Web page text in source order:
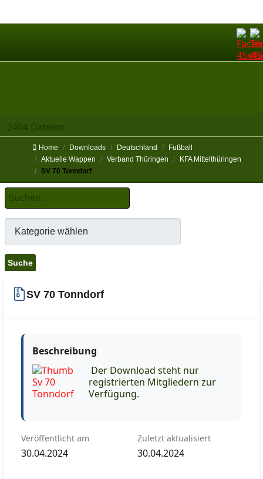
2404 Dateien
Home Downloads Deutschland
Fußball
Aktuelle Wappen
Verband Thüringen
KFA Mittelthüringen
SV 70 Tonndorf
SV 70 Tonndorf
Beschreibung
Der Download steht nur
registrierten Mitgliedern zur
Verfügung.
Veröffentlicht am
30.04.2024
Zuletzt aktualisiert
30.04.2024